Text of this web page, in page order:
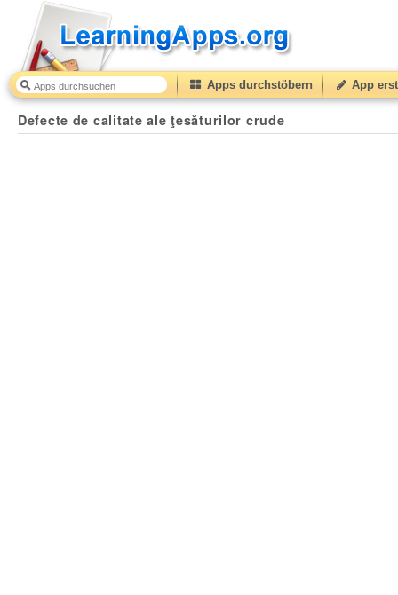
Apps durchstöbern App
Defecte de calitate ale ţesăturilor crude